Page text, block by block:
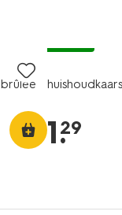
brûlée
1.
29